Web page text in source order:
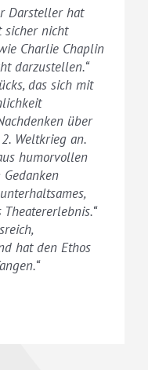
Darsteller hat
sicher nicht
Charlie Chaplin
darzustellen.“
das sich mit
über
Weltkrieg an.
humorvollen
hat den Ethos